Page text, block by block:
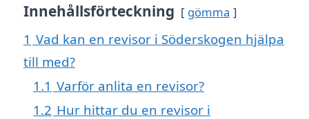
Innehållsförteckning gömma
1 Vad kan en revisor i Söderskogen hjälpa
till med?
1.1 Varför anlita en revisor?
1.2 Hur hittar du en revisor i